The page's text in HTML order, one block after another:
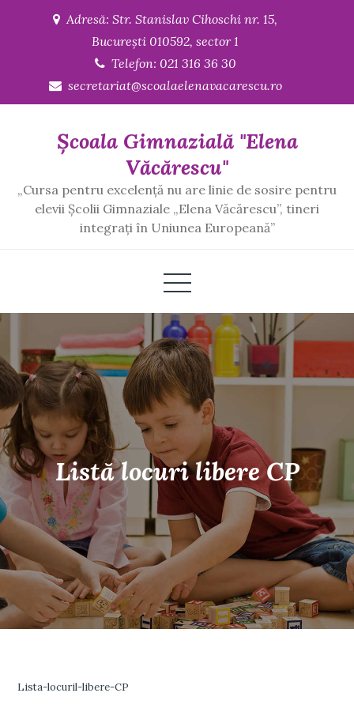
Adresă: Str. Stanislav Cihoschi nr. 15,
București 010592, sector 1
Telefon: 021 316 36 30
secretariat@scoalaelenavacarescu.ro
Școala Gimnazială "Elena
Văcărescu"
„Cursa pentru excelenţă nu are linie de sosire pentru
elevii Școlii Gimnaziale „Elena Văcărescu”, tineri
integraţi în Uniunea Europeană”
Listă locuri libere CP
Lista-locuril-libere-CP